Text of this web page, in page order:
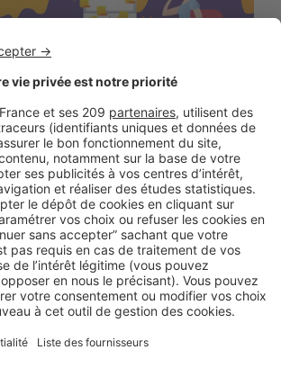
: 3 astuces pour mieux
on travaille seul
est « agent co » dans l’immobilier,
gérer son agenda à ...